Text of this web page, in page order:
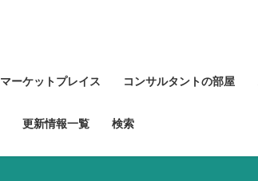
マーケットプレイス コンサルタントの部屋
更新情報一覧 検索